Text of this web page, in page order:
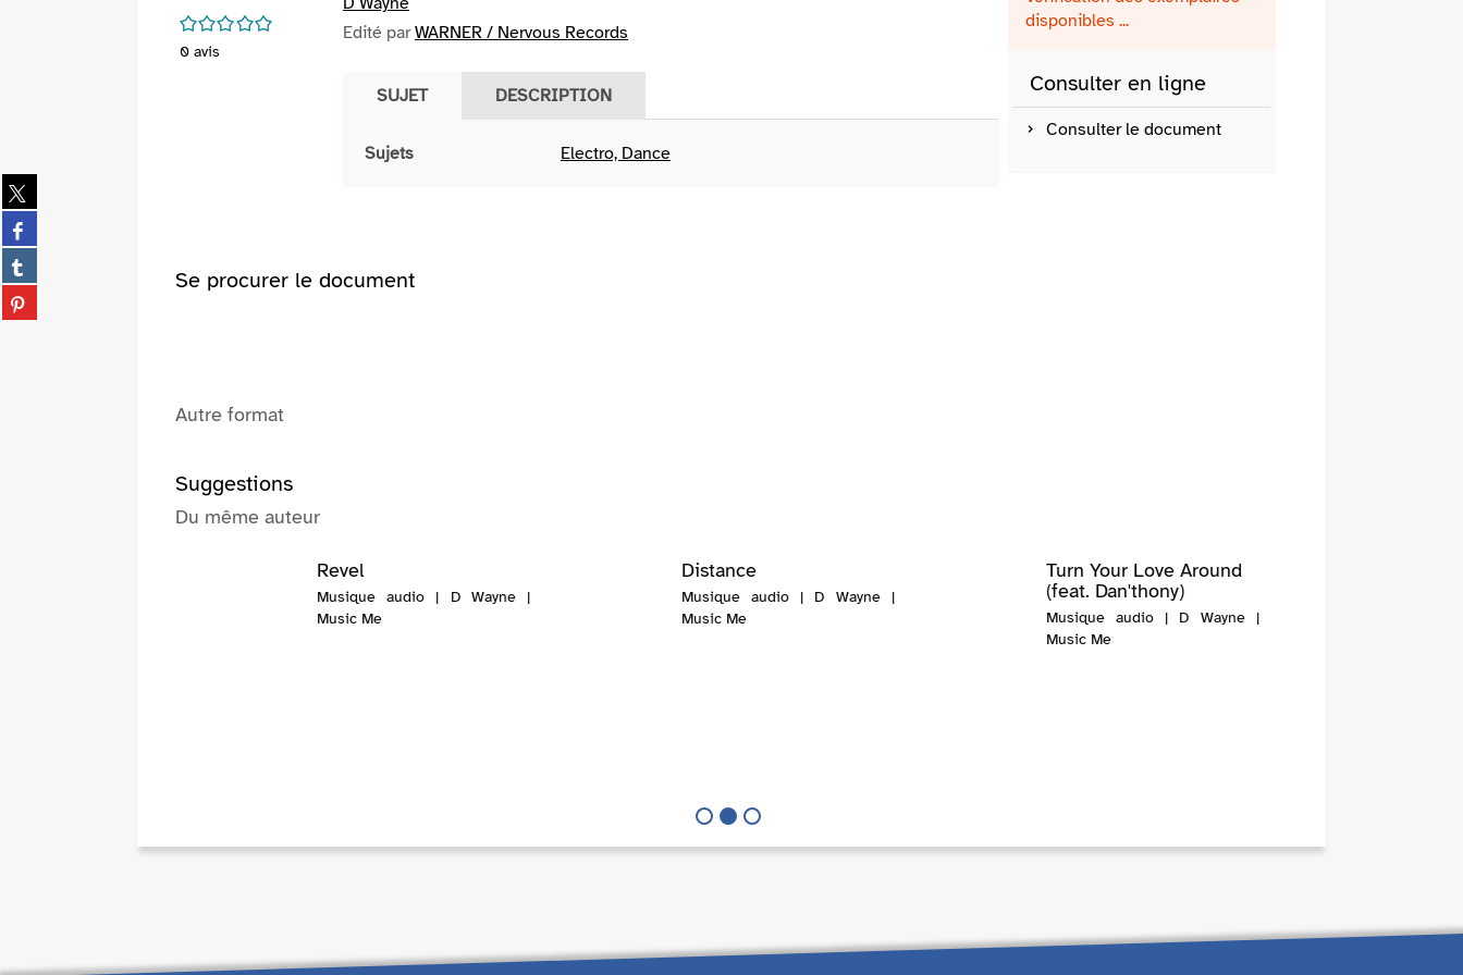
Partager
sur
twitter
(Nouvelle
fenêtre)
Partager
sur
facebook
(Nouvelle
fenêtre)
Partager
sur
tumblr
Partager
sur
/5
0 avis
Edité parWARNER / Nervous Records
SUJET DESCRIPTION
Sujets Electro, Dance
disponibles ...
Consulter en ligne
Consulter le document
Se procurer le document
Autre format
Suggestions
Du même auteur
Distance
Musique audio | D Wayne |
Music Me
Turn Your Love Around
(feat. Dan'thony)
Musique audio | D Wayne |
Music Me
Revel
Musique audio | D Wayne |
Music Me